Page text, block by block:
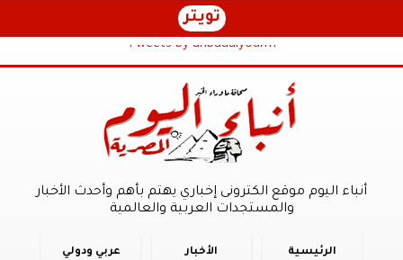
تويتر
Tweets by anbaaalyoum1
أنباء اليوم موقع الكترونى إخباري يهتم بأهم وأحدث الأخبار
والمستجدات العربية والعالمية
الرئيسية الأخبار عربي ودولي